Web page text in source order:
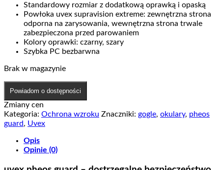
Standardowy rozmiar z dodatkową oprawką i opaską
Powłoka uvex supravision extreme: zewnętrzna strona
odporna na zarysowania, wewnętrzna strona trwale
zabezpieczona przed parowaniem
Kolory oprawki: czarny, szary
Szybka PC bezbarwna
Brak w magazynie
Powiadom o dostępności
Zmiany cen
Kategoria: Ochrona wzroku Znaczniki: gogle, okulary, pheos
guard, Uvex
Opis
Opinie (0)